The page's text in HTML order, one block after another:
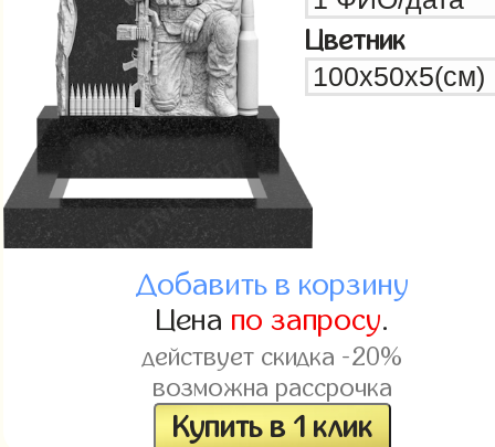
Цветник
Добавить в корзину
Цена по запросу.
действует скидка -20%
возможна рассрочка
Купить в 1 клик